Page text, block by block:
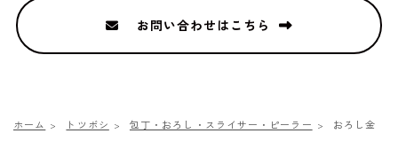
お問い合わせはこちら
ホーム トツボシ 包丁・おろし・スライサー・ピーラー おろし金